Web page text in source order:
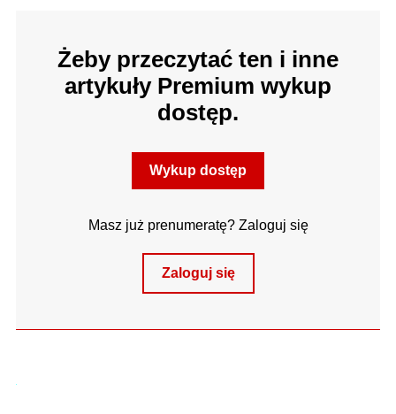
Żeby przeczytać ten i inne
artykuły Premium wykup
dostęp.
Wykup dostęp
Masz już prenumeratę? Zaloguj się
Zaloguj się